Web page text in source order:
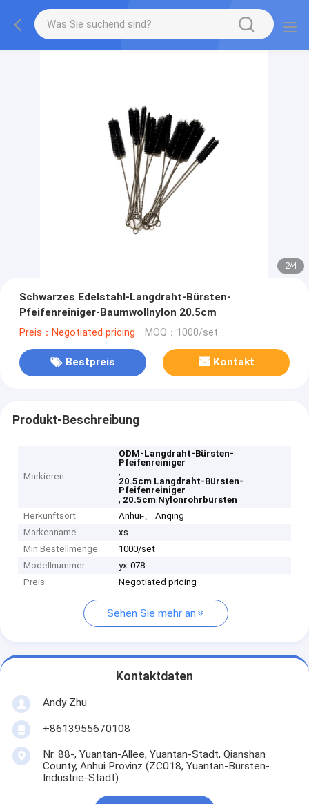
2/4
Schwarzes Edelstahl-Langdraht-Bürsten-
Pfeifenreiniger-Baumwollnylon 20.5cm
Preis：Negotiated pricing MOQ：1000/set
Bestpreis Kontakt
Produkt-Beschreibung
Markieren
ODM-Langdraht-Bürsten-
Pfeifenreiniger
,
20.5cm Langdraht-Bürsten-
Pfeifenreiniger
, 20.5cm Nylonrohrbürsten
Herkunftsort
Anhui-、 Anqing
Markenname
xs
Min Bestellmenge
1000/set
Modellnummer
yx-078
Preis
Negotiated pricing
Sehen Sie mehr an
Kontaktdaten
Andy Zhu
+8613955670108
Nr. 88-, Yuantan-Allee, Yuantan-Stadt, Qianshan
County, Anhui Provinz (ZC018, Yuantan-Bürsten-
Industrie-Stadt)